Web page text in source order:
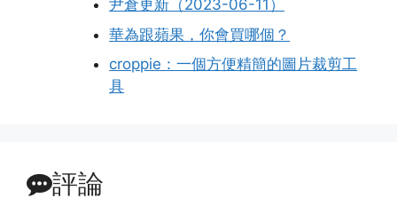
尹倉更新（2023-06-11）
華為跟蘋果，你會買哪個？
croppie：一個方便精簡的圖片裁剪工
具
評論